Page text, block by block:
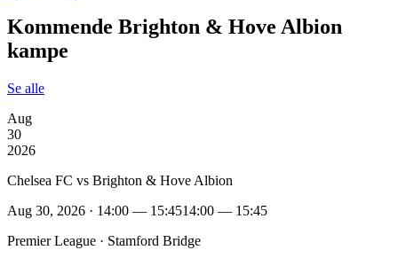
Kommende Brighton & Hove Albion
kampe
Se alle
Aug
30
2026
Chelsea FC vs Brighton & Hove Albion
Aug 30, 2026 · 14:00 — 15:4514:00 — 15:45
Premier League · Stamford Bridge